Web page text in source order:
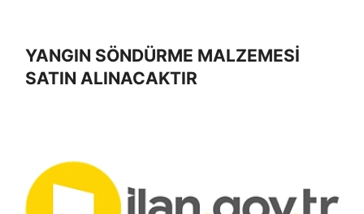
YANGIN SÖNDÜRME MALZEMESİ
SATIN ALINACAKTIR